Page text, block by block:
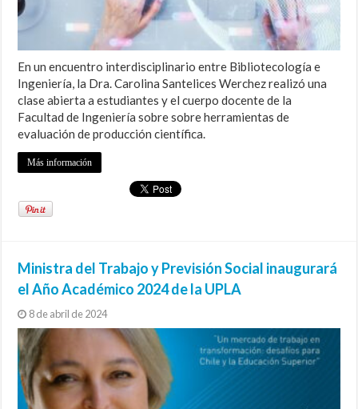
En un encuentro interdisciplinario entre Bibliotecología e
Ingeniería, la Dra. Carolina Santelices Werchez realizó una
clase abierta a estudiantes y el cuerpo docente de la
Facultad de Ingeniería sobre sobre herramientas de
evaluación de producción científica.
Más información
Ministra del Trabajo y Previsión Social inaugurará
el Año Académico 2024 de la UPLA
8 de abril de 2024